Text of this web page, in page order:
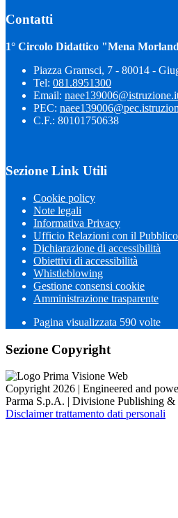
Contatti
1° Circolo Didattico "Mena
Piazza Gramsci, 7 - 80014 -
Tel: 081.8951300
Email:
PEC:
C.F.: 80101750638
Sezione Link Utili
Cookie policy
Note legali
Informativa Privacy
Ufficio Relazioni con il Pubblico
Dichiarazione di accessibilità
Obiettivi di accessibilità
Whistleblowing
Gestione consensi cookie
Amministrazione trasparente
Pagina visualizzata 590 volte
Sezione Copyright
Copyright 2026 | Engineered and
Parma S.p.A. | Divisione Publishing
Disclaimer trattamento dati personali